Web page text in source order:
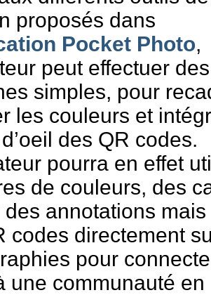
proposés dans
Pocket Photo,
peut effectuer des
simples, pour
les couleurs et
des QR codes.
pourra en effet
de couleurs, des
des annotations
codes directement
pour
une communauté en